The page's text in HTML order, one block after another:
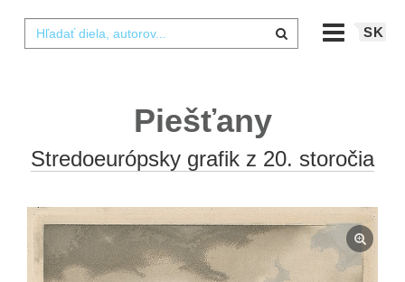
SK
Piešťany
Stredoeurópsky grafik z 20. storočia